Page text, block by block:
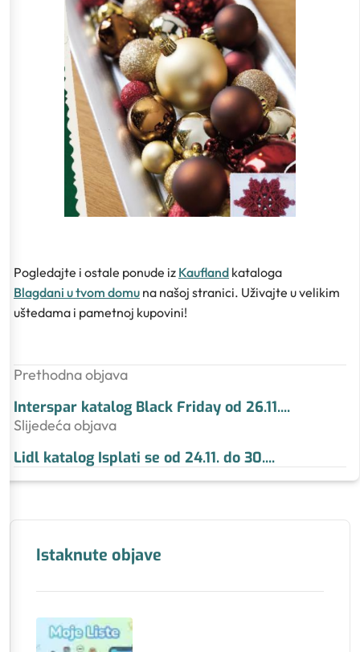
Pogledajte i ostale ponude iz Kaufland kataloga
Blagdani u tvom domu na našoj stranici. Uživajte u velikim
uštedama i pametnoj kupovini!
Prethodna objava
Interspar katalog Black Friday od 26.11....
Slijedeća objava
Lidl katalog Isplati se od 24.11. do 30....
Istaknute objave